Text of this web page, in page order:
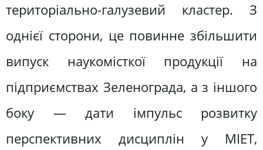
територіально-галузевий кластер. З
однієї сторони, це повинне збільшити
випуск наукомісткої продукції на
підприємствах Зеленограда, а з іншого
боку — дати імпульс розвитку
перспективних дисциплін у МІЕТ,